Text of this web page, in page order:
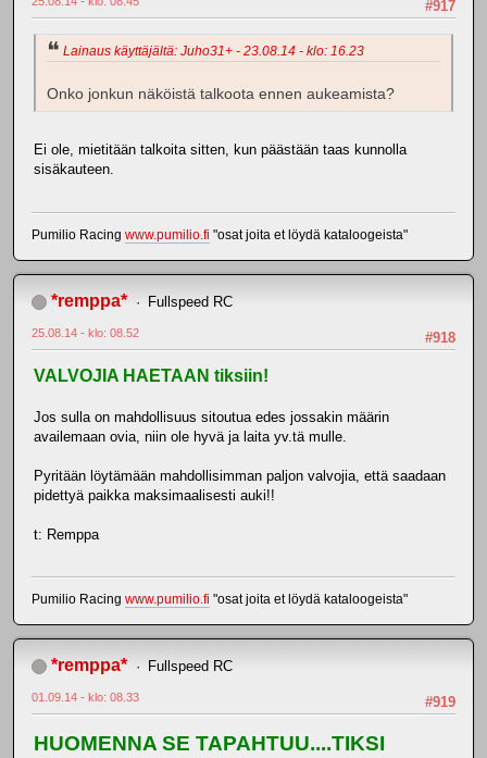
#917
Lainaus käyttäjältä: Juho31+ - 23.08.14 - klo: 16.23
Onko jonkun näköistä talkoota ennen aukeamista?
Ei ole, mietitään talkoita sitten, kun päästään taas kunnolla
sisäkauteen.
Pumilio Racing www.pumilio.fi "osat joita et löydä kataloogeista"
*remppa* Fullspeed RC
#918
25.08.14 - klo: 08.52
VALVOJIA HAETAAN tiksiin!
Jos sulla on mahdollisuus sitoutua edes jossakin määrin
availemaan ovia, niin ole hyvä ja laita yv.tä mulle.
Pyritään löytämään mahdollisimman paljon valvojia, että saadaan
pidettyä paikka maksimaalisesti auki!!
t: Remppa
Pumilio Racing www.pumilio.fi "osat joita et löydä kataloogeista"
*remppa* Fullspeed RC
#919
01.09.14 - klo: 08.33
HUOMENNA SE TAPAHTUU....TIKSI